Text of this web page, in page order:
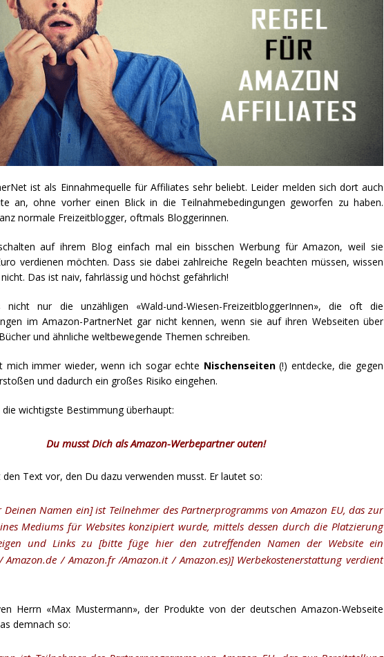
ist als Einnahmequelle für Affiliates sehr beliebt. Leider melden sich dort auch
an, ohne vorher einen Blick in die Teilnahmebedingungen geworfen zu haben.
normale Freizeitblogger, oftmals Bloggerinnen.
auf ihrem Blog einfach mal ein bisschen Werbung für Amazon, weil sie
verdienen möchten. Dass sie dabei zahlreiche Regeln beachten müssen, wissen
Das ist naiv, fahrlässig und höchst gefährlich!
nicht nur die unzähligen «Wald-und-Wiesen-FreizeitbloggerInnen», die oft die
im Amazon-PartnerNet gar nicht kennen, wenn sie auf ihren Webseiten über
und ähnliche weltbewegende Themen schreiben.
mich immer wieder, wenn ich sogar echte Nischenseiten(!) entdecke, die gegen
und dadurch ein großes Risiko eingehen.
wichtigste Bestimmung überhaupt:
Du musst Dich als Amazon-Werbepartner outen!
Text vor, den Du dazu verwenden musst. Er lautet so:
Namen ein] ist Teilnehmer des Partnerprogramms von Amazon EU, das zur
Mediums für Websites konzipiert wurde, mittels dessen durch die Platzierung
und Links zu [bitte füge hier den zutreffenden Namen der Website ein
Amazon.de / Amazon.fr /Amazon.it / Amazon.es)] Werbekostenerstattung verdient
Herrn «Max Mustermann», der Produkte von der deutschen Amazon-Webseite
demnach so: